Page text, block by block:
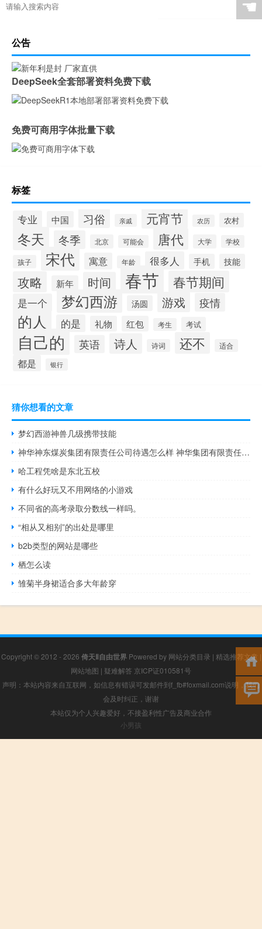
☚
公告
DeepSeek全套部署资料免费下载
免费可商用字体批量下载
标签
专业 中国 习俗 亲戚 元宵节 农历 农村
冬天 冬季 北京 可能会 唐代 大学 学校
孩子 宋代 寓意 年龄 很多人 手机 技能
攻略 新年 时间 春节 春节期间
是一个 梦幻西游 汤圆 游戏 疫情
的人 的是 礼物 红包 考生 考试
自己的 英语 诗人 诗词 还不 适合
都是 银行
猜你想看的文章
梦幻西游神兽几级携带技能
神华神东煤炭集团有限责任公司待遇怎么样 神华集团有限责任公司
哈工程凭啥是东北五校
有什么好玩又不用网络的小游戏
不同省的高考录取分数线一样吗。
“相从又相别”的出处是哪里
b2b类型的网站是哪些
栖怎么读
雏菊半身裙适合多大年龄穿
Copyright © 2012 - 2026 倚天Ⅱ自由世界Powered by 网站分类目录 | 精选推荐文章 |
网站地图 | 疑难解答 京ICP证010581号
声明：本站内容来自互联网，如信息有错误可发邮件到f_fb#foxmail.com说明，我们
会及时纠正，谢谢
本站仅为个人兴趣爱好，不接盈利性广告及商业合作
小男孩